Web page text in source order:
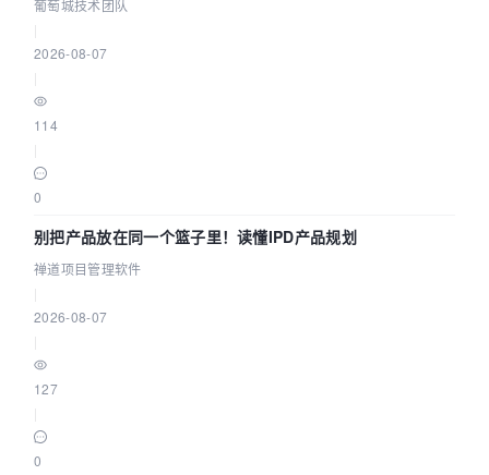
葡萄城技术团队
2026-08-07
114
0
别把产品放在同一个篮子里！读懂IPD产品规划
禅道项目管理软件
2026-08-07
127
0